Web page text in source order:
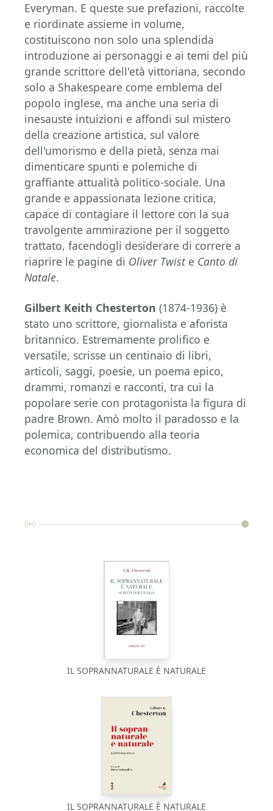
Everyman. E queste sue prefazioni, raccolte
e riordinate assieme in volume,
costituiscono non solo una splendida
introduzione ai personaggi e ai temi del più
grande scrittore dell'età vittoriana, secondo
solo a Shakespeare come emblema del
popolo inglese, ma anche una seria di
inesauste intuizioni e affondi sul mistero
della creazione artistica, sul valore
dell'umorismo e della pietà, senza mai
dimenticare spunti e polemiche di
graffiante attualità politico-sociale. Una
grande e appassionata lezione critica,
capace di contagiare il lettore con la sua
travolgente ammirazione per il soggetto
trattato, facendogli desiderare di correre a
riaprire le pagine di Oliver Twiste Canto di
Natale.
Gilbert Keith Chesterton (1874-1936) è
stato uno scrittore, giornalista e aforista
britannico. Estremamente prolifico e
versatile, scrisse un centinaio di libri,
articoli, saggi, poesie, un poema epico,
drammi, romanzi e racconti, tra cui la
popolare serie con protagonista la figura di
padre Brown. Amò molto il paradosso e la
polemica, contribuendo alla teoria
economica del distributismo.
IL SOPRANNATURALE È NATURALE
IL SOPRANNATURALE È NATURALE